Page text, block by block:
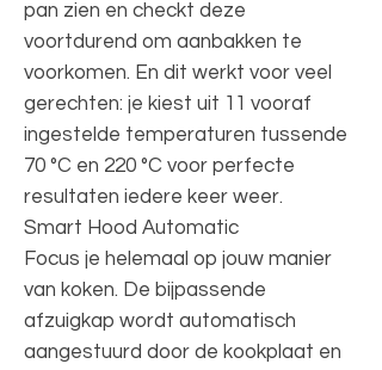
pan zien en checkt deze
voortdurend om aanbakken te
voorkomen. En dit werkt voor veel
gerechten: je kiest uit 11 vooraf
ingestelde temperaturen tussende
70 °C en 220 °C voor perfecte
resultaten iedere keer weer.
Smart Hood Automatic
Focus je helemaal op jouw manier
van koken. De bijpassende
afzuigkap wordt automatisch
aangestuurd door de kookplaat en